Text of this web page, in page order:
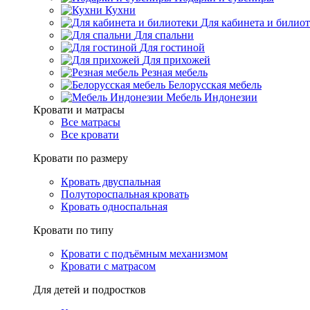
Кухни
Для кабинета и
Для спальни
Для гостиной
Для прихожей
Резная мебель
Белорусская мебель
Мебель Индонезии
Кровати и матрасы
Все матрасы
Все кровати
Кровати по размеру
Кровать двуспальная
Полутороспальная кровать
Кровать односпальная
Кровати по типу
Кровати с подъёмным механизмом
Кровати с матрасом
Для детей и подростков